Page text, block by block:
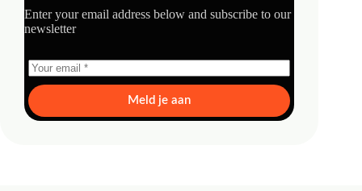
Enter your email address below and subscribe to our
newsletter
Meld je aan